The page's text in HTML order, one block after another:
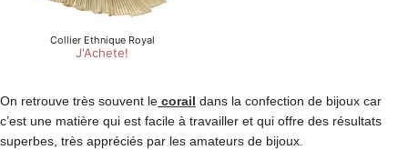
On retrouve très souvent le corail dans la confection de bijoux car
c’est une matière qui est facile à travailler et qui offre des résultats
superbes, très appréciés par les amateurs de bijoux.